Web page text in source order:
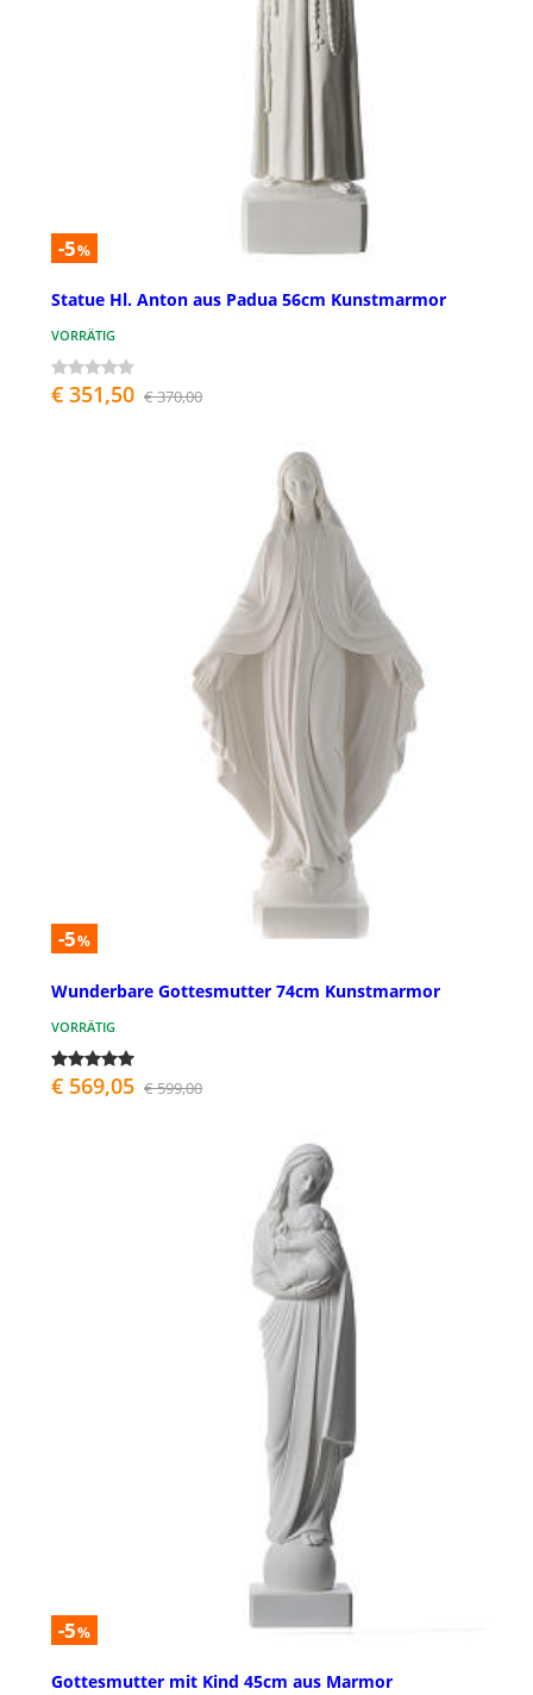
-5%
Statue Hl. Anton aus Padua 56cm Kunstmarmor
VORRÄTIG
€ 351,50 € 370,00
-5%
Wunderbare Gottesmutter 74cm Kunstmarmor
VORRÄTIG
€ 569,05 € 599,00
-5%
Gottesmutter mit Kind 45cm aus Marmor